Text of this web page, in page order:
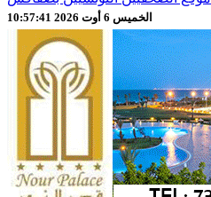
الخميس 6 أوت 2026 10:57:43